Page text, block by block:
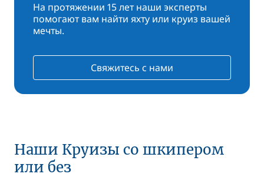
На протяжении 15 лет наши эксперты
помогают вам найти яхту или круиз вашей
мечты.
Свяжитесь с нами
Наши Круизы со шкипером
или без